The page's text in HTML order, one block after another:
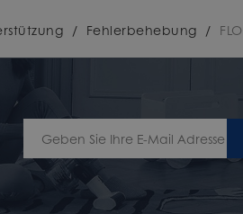
/ Fehlerbehebung /